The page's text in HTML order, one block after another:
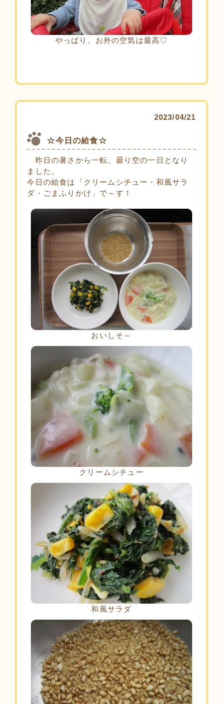
やっぱり、お外の空気は最高♡
2023/04/21
☆今日の給食☆
昨日の暑さから一転、曇り空の一日となり
ました。
今日の給食は「クリームシチュー・和風サラ
ダ・ごまふりかけ」で～す！
おいしそ～
クリームシチュー
和風サラダ